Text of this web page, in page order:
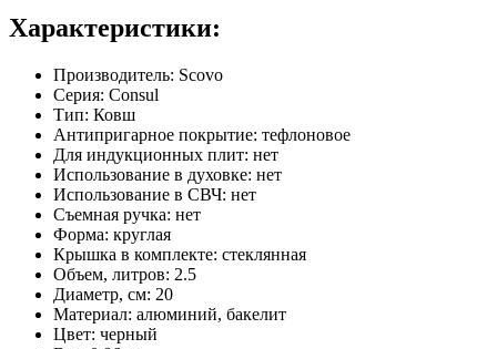
Характеристики:
Производитель: Scovo
Серия: Consul
Тип: Ковш
Антипригарное покрытие: тефлоновое
Для индукционных плит: нет
Использование в духовке: нет
Использование в СВЧ: нет
Съемная ручка: нет
Форма: круглая
Крышка в комплекте: стеклянная
Объем, литров: 2.5
Диаметр, см: 20
Материал: алюминий, бакелит
Цвет: черный